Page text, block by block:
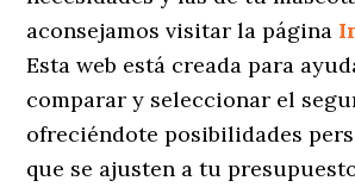
aconsejamos visitar la página
Esta web está creada para
comparar y seleccionar el
ofreciéndote posibilidades
que se ajusten a tu